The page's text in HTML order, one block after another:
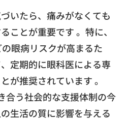
いたら、痛みがなくても
ことが重要です 。特に、
眼病リスクが高まるた
定期的に眼科医による専
が推奨されています 。
合う社会的な支援体制の今
生活の質に影響を与える